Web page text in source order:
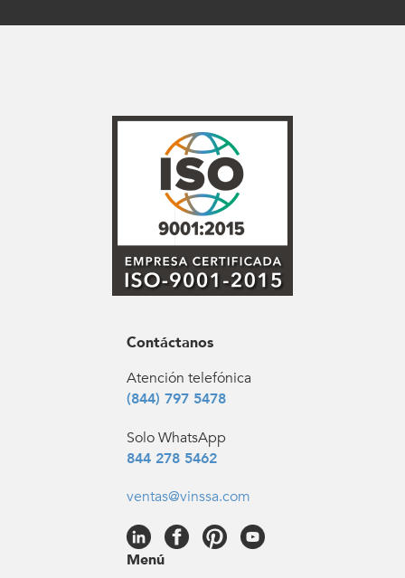
Contáctanos
Atención telefónica
(844) 797 5478
Solo WhatsApp
844 278 5462
ventas@vinssa.com
Menú